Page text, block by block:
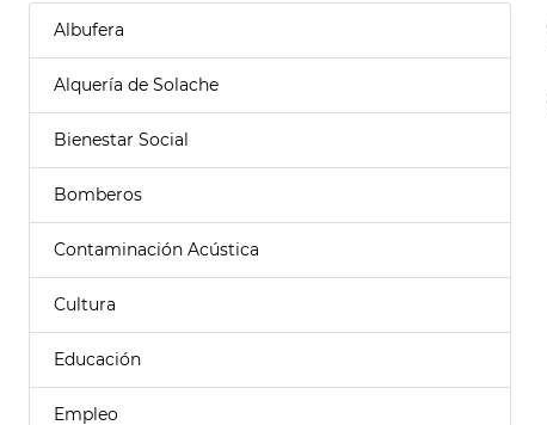
Albufera
Alquería de Solache
Bienestar Social
Bomberos
Contaminación Acústica
Cultura
Educación
Empleo